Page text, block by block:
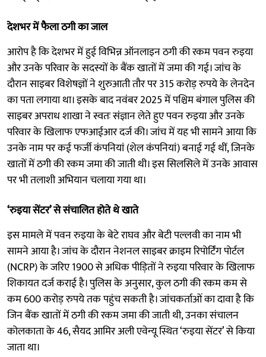
देशभर में फैला ठगी का जाल
आरोप है कि देशभर में हुई विभिन्न ऑनलाइन ठगी की रकम पवन रुइया
और उनके परिवार के सदस्यों के बैंक खातों में जमा की गई। जांच के
दौरान साइबर विशेषज्ञों ने शुरुआती तौर पर 315 करोड़ रुपये के लेनदेन
का पता लगाया था। इसके बाद नवंबर 2025 में पश्चिम बंगाल पुलिस की
साइबर अपराध शाखा ने स्वतः संज्ञान लेते हुए पवन रुइया और उनके
परिवार के खिलाफ एफआईआर दर्ज की। जांच में यह भी सामने आया कि
उनके नाम पर कई फर्जी कंपनियां (शेल कंपनियां) बनाई गई थीं, जिनके
खातों में ठगी की रकम जमा की जाती थी। इस सिलसिले में उनके आवास
पर भी तलाशी अभियान चलाया गया था।
‘रुइया सेंटर’ से संचालित होते थे खाते
इस मामले में पवन रुइया के बेटे राघव और बेटी पल्लवी का नाम भी
सामने आया है। जांच के दौरान नेशनल साइबर क्राइम रिपोर्टिंग पोर्टल
(NCRP) के जरिए 1900 से अधिक पीड़ितों ने रुइया परिवार के खिलाफ
शिकायत दर्ज कराई है। पुलिस के अनुसार, कुल ठगी की रकम कम से
कम 600 करोड़ रुपये तक पहुंच सकती है। जांचकर्ताओं का दावा है कि
जिन बैंक खातों में ठगी की रकम जमा की जाती थी, उनका संचालन
कोलकाता के 46, सैयद आमिर अली एवेन्यू स्थित ‘रुइया सेंटर’ से किया
जाता था।